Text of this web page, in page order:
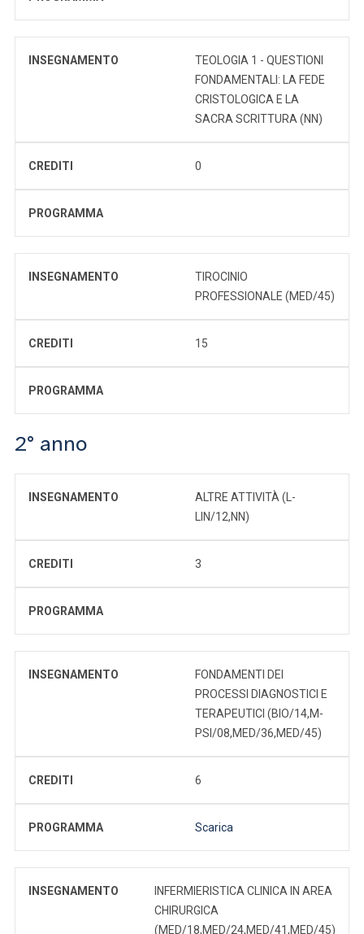
INSEGNAMENTO
TEOLOGIA 1 - QUESTIONI
FONDAMENTALI: LA FEDE
CRISTOLOGICA E LA
SACRA SCRITTURA (NN)
CREDITI 0
PROGRAMMA
INSEGNAMENTO
TIROCINIO
PROFESSIONALE (MED/45)
CREDITI 15
PROGRAMMA
2° anno
INSEGNAMENTO
ALTRE ATTIVITÀ (L-
LIN/12,NN)
CREDITI 3
PROGRAMMA
INSEGNAMENTO
FONDAMENTI DEI
PROCESSI DIAGNOSTICI E
TERAPEUTICI (BIO/14,M-
PSI/08,MED/36,MED/45)
CREDITI 6
PROGRAMMA Scarica
INSEGNAMENTO
INFERMIERISTICA CLINICA IN AREA
CHIRURGICA
(MED/18,MED/24,MED/41,MED/45)